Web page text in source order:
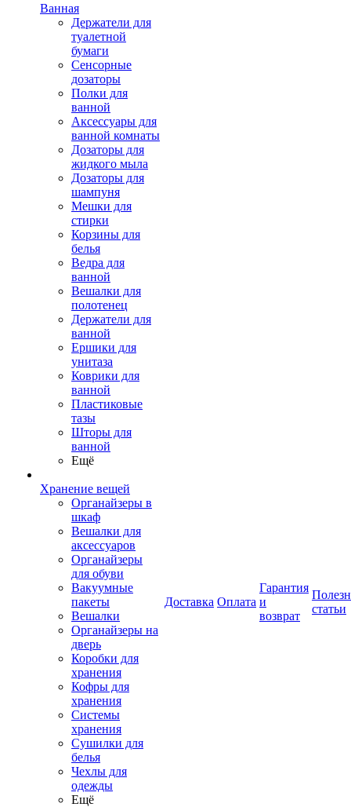
Ванная
Держатели для
туалетной
бумаги
Сенсорные
дозаторы
Полки для
ванной
Аксессуары для
ванной комнаты
Дозаторы для
жидкого мыла
Дозаторы для
шампуня
Мешки для
стирки
Корзины для
белья
Ведра для
ванной
Вешалки для
полотенец
Держатели для
ванной
Ершики для
унитаза
Коврики для
ванной
Пластиковые
тазы
Шторы для
ванной
Ещё
Хранение вещей
Органайзеры в
шкаф
Вешалки для
аксессуаров
Органайзеры
для обуви
Вакуумные
пакеты
Вешалки
Органайзеры на
дверь
Коробки для
хранения
Кофры для
хранения
Системы
хранения
Сушилки для
белья
Чехлы для
одежды
Ещё
Доставка Оплата
Гарантия
и
возврат
статьи